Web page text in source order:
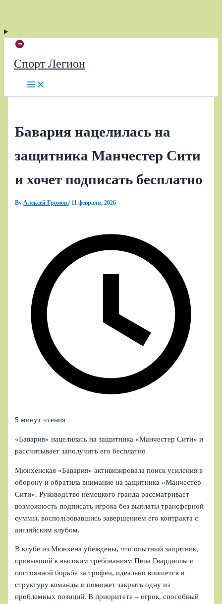
Спорт Легион
Бавария нацелилась на
защитника Манчестер Сити
и хочет подписать бесплатно
ByАлексей Громов/ 11 февраля, 2026
5 минут чтения
«Бавария» нацелилась на защитника «Манчестер Сити» и
рассчитывает заполучить его бесплатно
Мюнхенская «Бавария» активизировала поиск усиления в
оборону и обратила внимание на защитника «Манчестер
Сити». Руководство немецкого гранда рассматривает
возможность подписать игрока без выплаты трансферной
суммы, воспользовавшись завершением его контракта с
английским клубом.
В клубе из Мюнхена убеждены, что опытный защитник,
привыкший к высоким требованиям Пепа Гвардиолы и
постоянной борьбе за трофеи, идеально впишется в
структуру команды и поможет закрыть одну из
проблемных позиций. В приоритете – игрок, способный